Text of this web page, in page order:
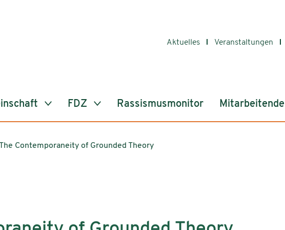
Aktuelles Veranstaltungen
FDZ Rassismusmonitor Mitarbeitende
The Contemporaneity of Grounded Theory